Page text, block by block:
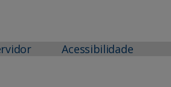
Acessibilidade